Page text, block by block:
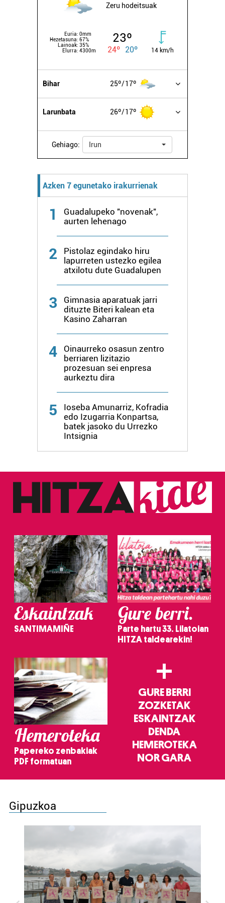
Zeru hodeitsuak
Euria: 0mm
Hezetasuna: 67%
Lainoak: 35%
Elurra: 4300m
23º
24º 20º 14 km/h
Bihar 25º 17º
Larunbata 26º 17º
Gehiago: Irun
Azken 7 egunetako irakurrienak
1
Guadalupeko "novenak",
aurten lehenago
2
Pistolaz egindako hiru
lapurreten ustezko egilea
atxilotu dute Guadalupen
3
Gimnasia aparatuak jarri
dituzte Biteri kalean eta
Kasino Zaharran
4
Oinaurreko osasun zentro
berriaren lizitazio
prozesuan sei enpresa
aurkeztu dira
5
Ioseba Amunarriz, Kofradia
edo Izugarria Konpartsa,
batek jasoko du Urrezko
Intsignia
Eskaintzak
SANTIMAMIÑE
Gure berri.
Parte hartu 33. Lilatoian
HITZA taldearekin!
Hemeroteka
Papereko zenbakiak
PDF formatuan
+
GURE BERRI
ZOZKETAK
ESKAINTZAK
DENDA
HEMEROTEKA
NOR GARA
Gipuzkoa